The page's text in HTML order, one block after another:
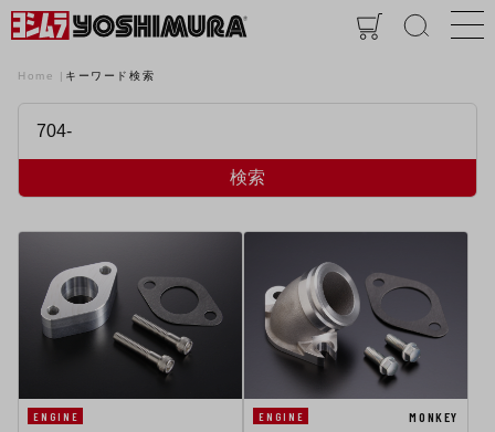
Home キーワード検索
検索
ENGINE ENGINE
MONKEY